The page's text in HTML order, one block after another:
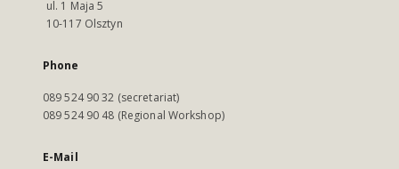
ul. 1 Maja 5
10-117 Olsztyn
Phone
089 524 90 32 (secretariat)
089 524 90 48 (Regional Workshop)
E-Mail